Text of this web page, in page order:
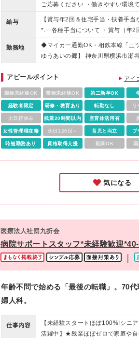
ご応募ください ・働きやすい環境
い ・風通しの良い環境で、チーム
給与
【賞与年2回＆住宅手当・扶養手
*.┈各種手当について ・賞与（年2
（条件あり） ・扶養手当 ・その
限35,000円 ※給与額は経験年数・
全額支給いたします ※試用期間3
勤務地
◆マイカー通勤OK・相鉄本線「三
ゆうあいの郷】 神奈川県横浜市瀬
アピールポイント アイ
職種未経験OK 業種未経験OK 第二新卒OK
経験者限定 研修・教育あり 転勤なし リ
土日祝休み 残業20時間以内 産育休活用有
女性管理職在籍 休日120日～ 育児と両立 ブ
時短勤務あり 資格取得支援 副業OK
気になる
医療法人社団九折会
病院サポートスタッフ*未経験歓迎
年齢不問で始める「最後の転職」。70
婦人科。
仕事内容
【未経験スタートほぼ100%!シニ
活躍中】★残業ほぼゼロで家庭や